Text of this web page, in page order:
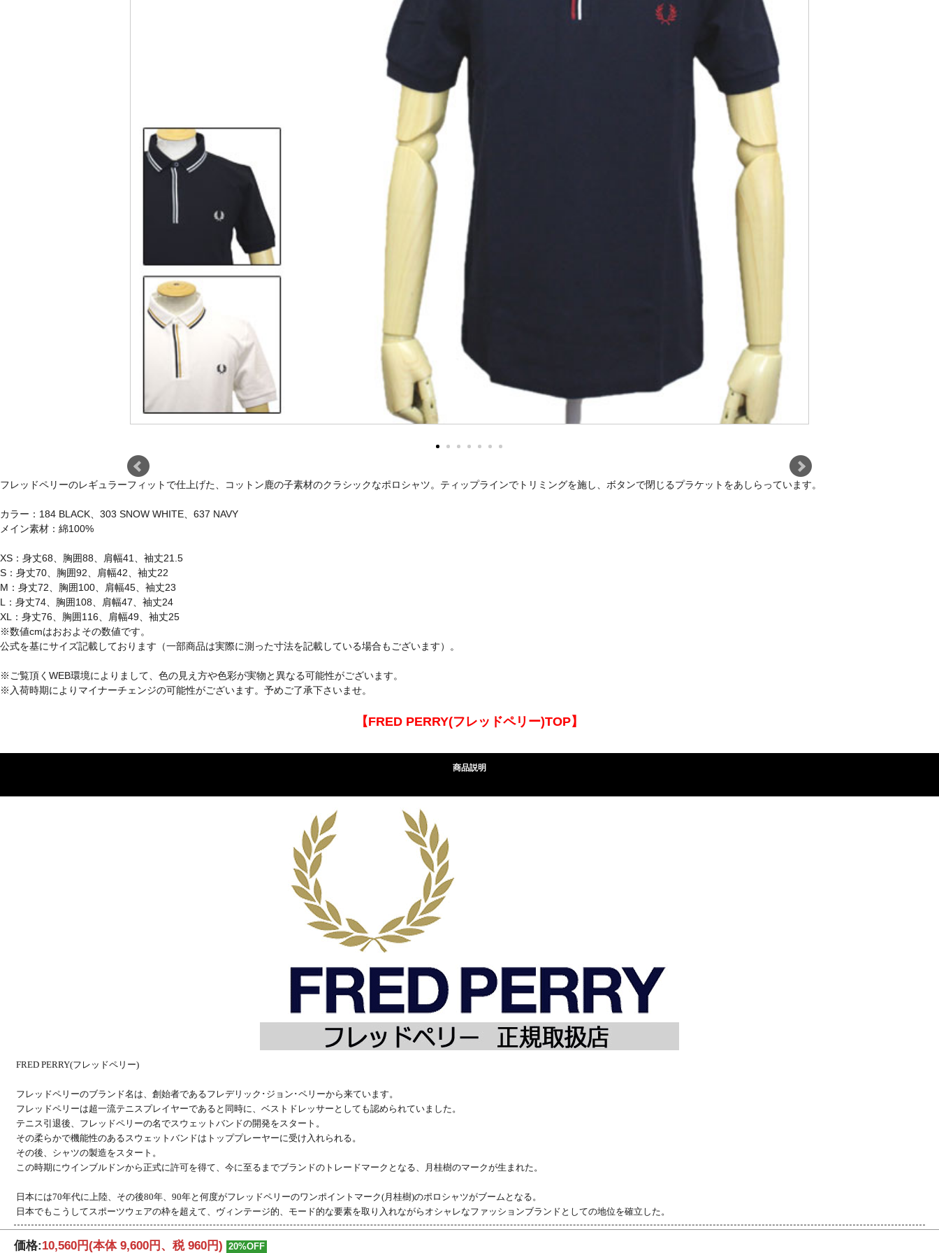
フレッドペリーのレギュラーフィットで仕上げた、コットン鹿の子素材のクラシックなポロシャツ。ティップラインでトリミングを施し、ボタンで閉じるプラケットをあしらっています。
カラー：184 BLACK、303 SNOW WHITE、637 NAVY
メイン素材：綿100%
XS：身丈68、胸囲88、肩幅41、袖丈21.5
S：身丈70、胸囲92、肩幅42、袖丈22
M：身丈72、胸囲100、肩幅45、袖丈23
L：身丈74、胸囲108、肩幅47、袖丈24
XL：身丈76、胸囲116、肩幅49、袖丈25
※数値cmはおおよその数値です。
公式を基にサイズ記載しております（一部商品は実際に測った寸法を記載している場合もございます）。
※ご覧頂くWEB環境によりまして、色の見え方や色彩が実物と異なる可能性がございます。
※入荷時期によりマイナーチェンジの可能性がございます。予めご了承下さいませ。
【FRED PERRY(フレッドペリー)TOP】
商品説明
FRED PERRY(フレッドペリー)
フレッドペリーのブランド名は、創始者であるフレデリック･ジョン･ペリーから来ています。
フレッドペリーは超一流テニスプレイヤーであると同時に、ベストドレッサーとしても認められていました。
テニス引退後、フレッドペリーの名でスウェットバンドの開発をスタート。
その柔らかで機能性のあるスウェットバンドはトッププレーヤーに受け入れられる。
その後、シャツの製造をスタート。
この時期にウインブルドンから正式に許可を得て、今に至るまでブランドのトレードマークとなる、月桂樹のマークが生まれた。
日本には70年代に上陸、その後80年、90年と何度がフレッドペリーのワンポイントマーク(月桂樹)のポロシャツがブームとなる。
日本でもこうしてスポーツウェアの枠を超えて、ヴィンテージ的、モード的な要素を取り入れながらオシャレなファッションブランドとしての地位を確立した。
価格:10,560円(本体 9,600円、税 960円) 20%OFF